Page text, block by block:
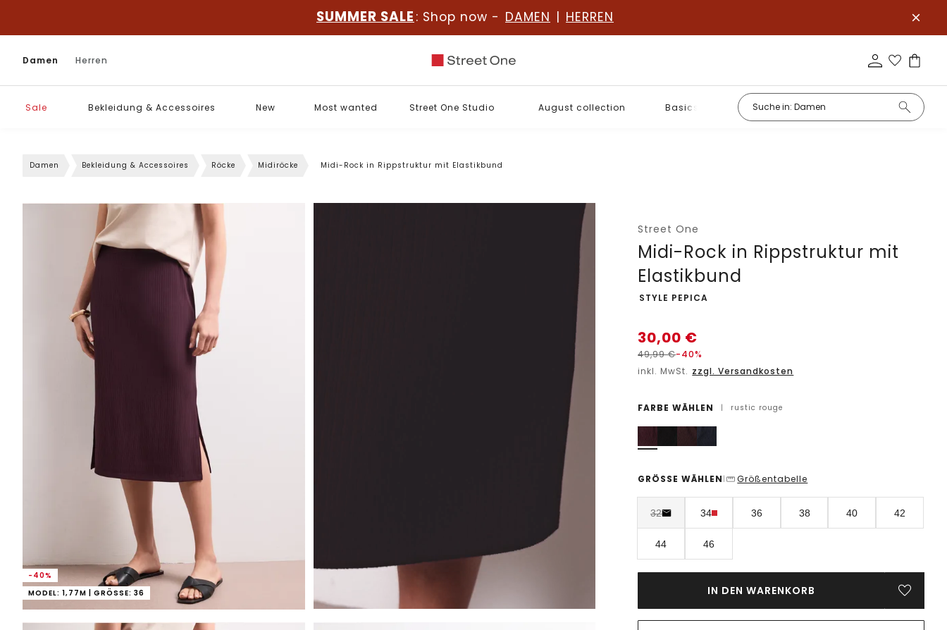
SUMMER SALE : Shop now - DAMEN | HERREN
Damen Herren
Sale Bekleidung & Accessoires New Most wanted Street One Studio August collection Basics
Damen Bekleidung & Accessoires Röcke Midiröcke Midi-Rock in Rippstruktur mit Elastikbund
-40%
MODEL: 1,77M | GRÖSSE: 36
Street One
Midi-Rock in Rippstruktur mit
Elastikbund
-
STYLE PEPICA
30,00 €
49,99€-40%
inkl. MwSt. zzgl. Versandkosten
FARBE WÄHLEN | rustic rouge
GRÖSSE WÄHLEN | Größentabelle
32 34 36 38 40 42
44 46
IN DEN WARENKORB